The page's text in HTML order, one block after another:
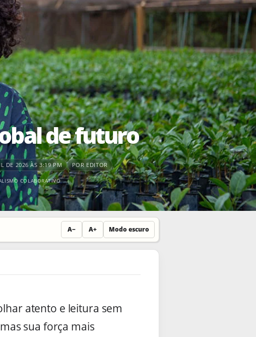
de futuro
DE 2026 ÀS 3:19 PM POR EDITOR
COLABORATIVO
A− A+ Modo escuro
atento e leitura sem
sua força mais